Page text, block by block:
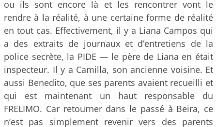
ou ils sont encore là et les rencontrer vont le
rendre à la réalité, à une certaine forme de réalité
en tout cas. Effectivement, il y a Liana Campos qui
a des extraits de journaux et d’entretiens de la
police secrète, la PIDE — le père de Liana en était
inspecteur. Il y a Camilla, son ancienne voisine. Et
aussi Benedito, que ses parents avaient recueilli et
qui est maintenant un haut responsable du
FRELIMO. Car retourner dans le passé à Beira, ce
n’est pas simplement revenir vers des parents